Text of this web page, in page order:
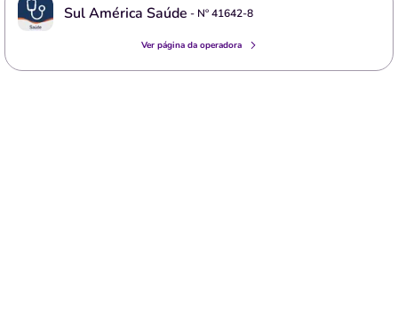
Sul América Saúde - Nº41642-8
Ver página da operadora